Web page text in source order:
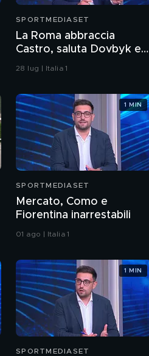
SPORTMEDIASET
La Roma abbraccia
Castro, saluta Dovbyk e
punta a un nuovo
28 lug | Italia 1
SPORTMEDIASET
Mercato, Como e
Fiorentina inarrestabili
01 ago | Italia 1
1 MIN
SPORTMEDIASET
1 MIN